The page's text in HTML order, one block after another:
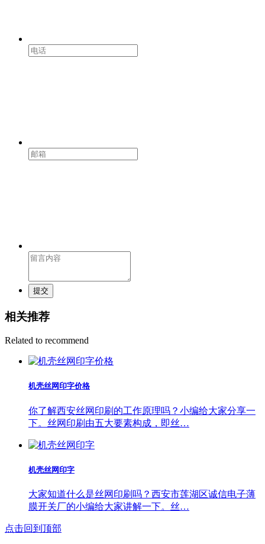
提交
相关推荐
Related to recommend
机壳丝网印字价格
你了解西安丝网印刷的工作原理吗？小编给大家分享一
下。丝网印刷由五大要素构成，即丝…
机壳丝网印字
大家知道什么是丝网印刷吗？西安市莲湖区诚信电子薄
膜开关厂的小编给大家讲解一下。丝…
点击回到顶部